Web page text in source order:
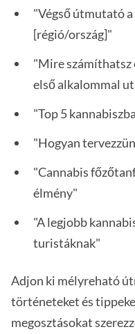
"Végső útmutató
[régió/ország]"
"Mire számíthatsz
első alkalommal
"Top 5
"Hogyan
"Cannabis
élmény"
"A legjobb
turistáknak"
Adjon ki mélyreható
történeteket és
megosztásokat